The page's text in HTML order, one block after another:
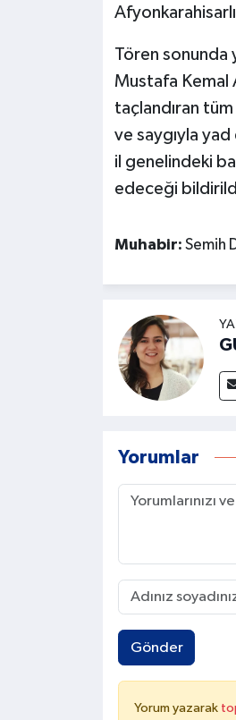
Tören sonunda
Mustafa Kemal
taçlandıran
ve saygıyla
il genelindeki
edeceği
Muhabir: Semih
Yorumlar
Gönder
Yorum yazarak